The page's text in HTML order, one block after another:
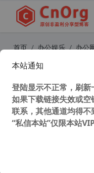
首页 办公娱乐 办公
独家汉化 万能
ywhere 5.17.0
与IDA配合可
序 抓包让你为
本站通知
登陆显示不正常，刷新
如果下载链接失效或
联系，其他通道均得
“私信本站”仅限本站